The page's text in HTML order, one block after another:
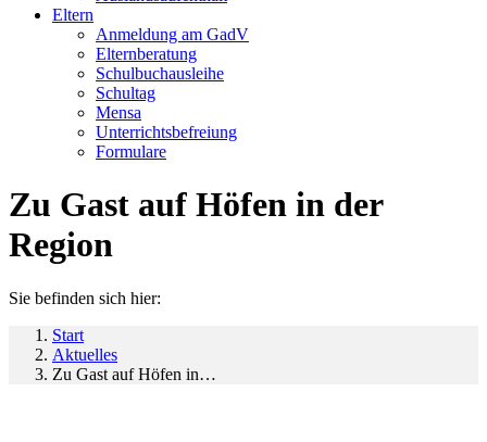
Eltern
Anmeldung am GadV
Elternberatung
Schulbuchausleihe
Schultag
Mensa
Unterrichtsbefreiung
Formulare
Zu Gast auf Höfen in der
Region
Sie befinden sich hier:
Start
Aktuelles
Zu Gast auf Höfen in…